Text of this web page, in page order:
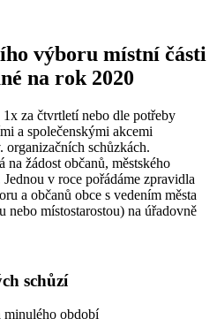
výboru místní části
na rok 2020
za čtvrtletí nebo dle potřeby
a společenskými akcemi
organizačních schůzkách.
na žádost občanů, městského
v roce pořádáme zpravidla
a občanů obce s vedením města
nebo místostarostou) na úřadovně
schůzí
minulého období